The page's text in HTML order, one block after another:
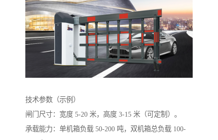
技术参数（示例）
闸门尺寸：宽度 5-20 米，高度 3-15 米（可定制）。
承载能力：单机箱负载 50-200 吨，双机箱总负载 100-